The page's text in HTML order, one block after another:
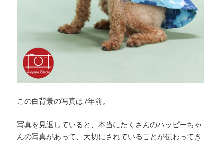
この白背景の写真は7年前。
写真を見返していると、本当にたくさんのハッピーちゃ
んの写真があって、大切にされていることが伝わってき